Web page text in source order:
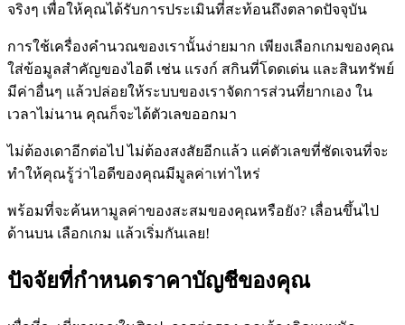
จริงๆ เพื่อให้คุณได้รับการประเมินที่สะท้อนถึงตลาดปัจจุบัน
การใช้เครื่องคำนวณของเรานั้นง่ายมาก เพียงเลือกเกมของคุณ
ใส่ข้อมูลสำคัญของไอดี เช่น แรงก์ สกินที่โดดเด่น และสินทรัพย์
มีค่าอื่นๆ แล้วปล่อยให้ระบบของเราจัดการส่วนที่ยากเอง ใน
เวลาไม่นาน คุณก็จะได้ตัวเลขออกมา
ไม่ต้องเดาอีกต่อไป ไม่ต้องสงสัยอีกแล้ว แค่ตัวเลขที่ชัดเจนที่จะ
ทำให้คุณรู้ว่าไอดีของคุณมีมูลค่าเท่าไหร่
พร้อมที่จะค้นหามูลค่าของสะสมของคุณหรือยัง? เลื่อนขึ้นไป
ด้านบน เลือกเกม แล้วเริ่มกันเลย!
ปัจจัยที่กำหนดราคาบัญชีของคุณ